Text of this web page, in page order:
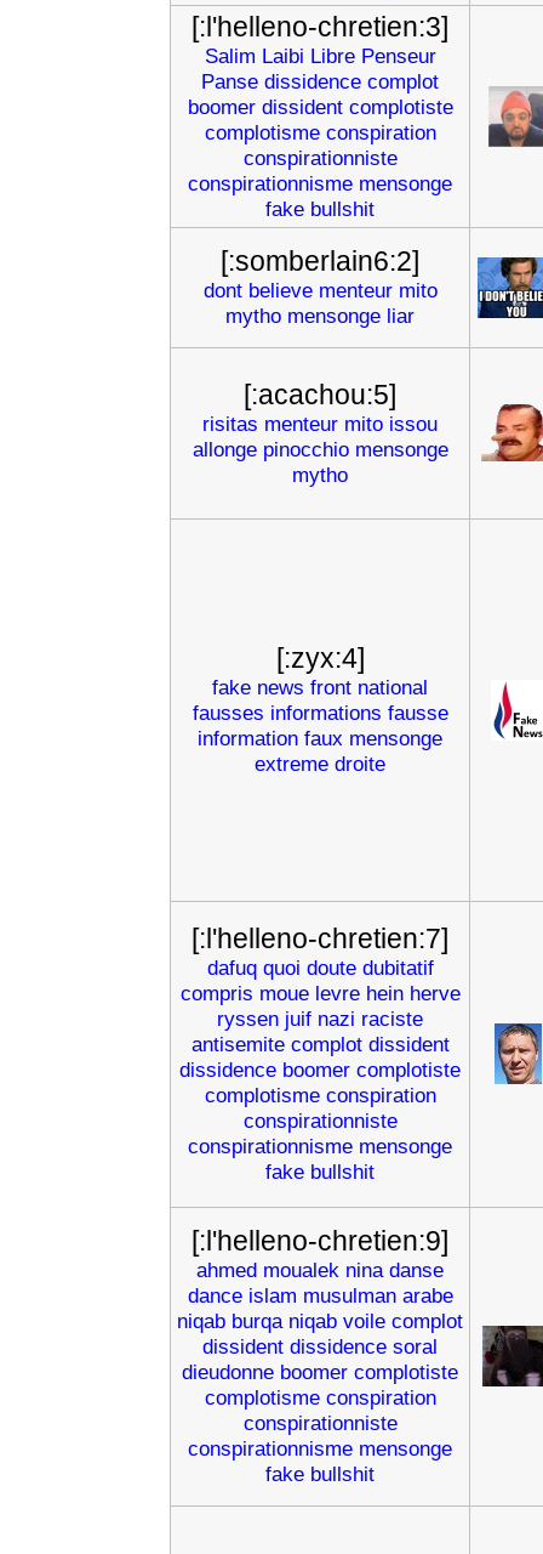
[:l'helleno-chretien:3]
Salim Laibi Libre Penseur
Panse dissidence complot
boomer dissident complotiste
complotisme conspiration
conspirationniste
conspirationnisme mensonge
fake bullshit
[:somberlain6:2]
dont believe menteur mito
mytho mensonge liar
[:acachou:5]
risitas menteur mito issou
allonge pinocchio mensonge
mytho
[:zyx:4]
fake news front national
fausses informations fausse
information faux mensonge
extreme droite
[:l'helleno-chretien:7]
dafuq quoi doute dubitatif
compris moue levre hein herve
ryssen juif nazi raciste
antisemite complot dissident
dissidence boomer complotiste
complotisme conspiration
conspirationniste
conspirationnisme mensonge
fake bullshit
[:l'helleno-chretien:9]
ahmed moualek nina danse
dance islam musulman arabe
niqab burqa niqab voile complot
dissident dissidence soral
dieudonne boomer complotiste
complotisme conspiration
conspirationniste
conspirationnisme mensonge
fake bullshit